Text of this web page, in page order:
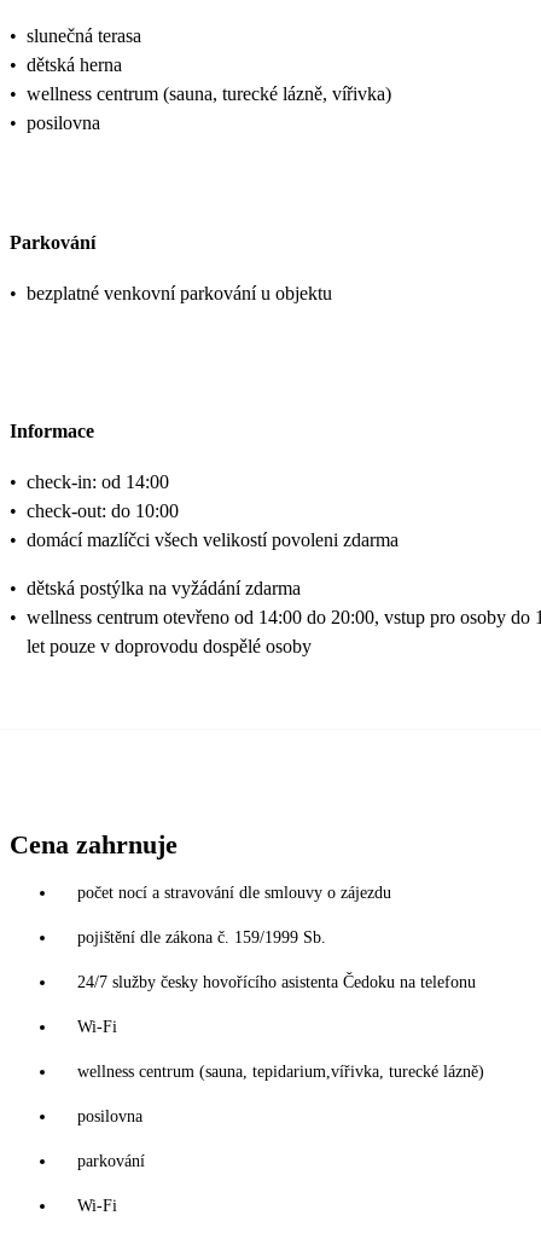
• slunečná terasa
• dětská herna
• wellness centrum (sauna, turecké lázně, vířivka)
• posilovna
Parkování
• bezplatné venkovní parkování u objektu
Informace
• check-in: od 14:00
• check-out: do 10:00
• domácí mazlíčci všech velikostí povoleni zdarma
• dětská postýlka na vyžádání zdarma
• wellness centrum otevřeno od 14:00 do 20:00, vstup pro osoby do
let pouze v doprovodu dospělé osoby
Cena zahrnuje
počet nocí a stravování dle smlouvy o zájezdu
pojištění dle zákona č. 159/1999 Sb.
24/7 služby česky hovořícího asistenta Čedoku na telefonu
Wi-Fi
wellness centrum (sauna, tepidarium,vířivka, turecké lázně)
posilovna
parkování
Wi-Fi